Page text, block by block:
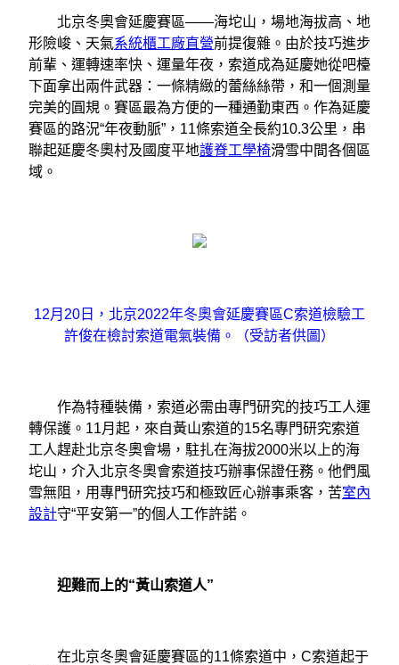
北京冬奧會延慶賽區——海坨山，場地海拔高、地
形險峻、天氣系統櫃工廠直營前提復雜。由於技巧進步
前輩、運轉速率快、運量年夜，索道成為延慶她從吧檯
下面拿出兩件武器：一條精緻的蕾絲絲帶，和一個測量
完美的圓規。賽區最為方便的一種通勤東西。作為延慶
賽區的路況“年夜動脈”，11條索道全長約10.3公里，串
聯起延慶冬奧村及國度平地護脊工學椅滑雪中間各個區
域。
12月20日，北京2022年冬奧會延慶賽區C索道檢驗工
許俊在檢討索道電氣裝備。（受訪者供圖）
作為特種裝備，索道必需由專門研究的技巧工人運
轉保護。11月起，來自黃山索道的15名專門研究索道
工人趕赴北京冬奧會場，駐扎在海拔2000米以上的海
坨山，介入北京冬奧會索道技巧辦事保證任務。他們風
雪無阻，用專門研究技巧和極致匠心辦事乘客，苦室內
設計守“平安第一”的個人工作許諾。
迎難而上的“黃山索道人”
在北京冬奧會延慶賽區的11條索道中，C索道起于